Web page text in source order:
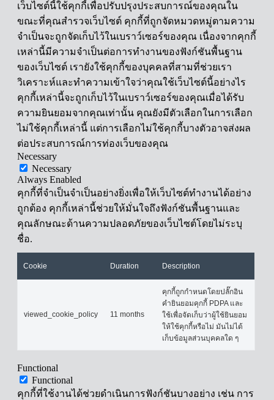
เว็บไซต์นี้ใช้คุกกี้เพื่อปรับปรุงประสบการณ์ของคุณใน
ขณะที่คุณสำรวจเว็บไซต์ คุกกี้ที่ถูกจัดหมวดหมู่ตามความ
จำเป็นจะถูกจัดเก็บไว้ในเบราว์เซอร์ของคุณ เนื่องจากคุกกี้
เหล่านี้มีความจำเป็นต่อการทำงานของฟังก์ชันพื้นฐาน
ของเว็บไซต์ เรายังใช้คุกกี้ของบุคคลที่สามที่ช่วยเรา
วิเคราะห์และทำความเข้าใจว่าคุณใช้เว็บไซต์นี้อย่างไร
คุกกี้เหล่านี้จะถูกเก็บไว้ในเบราว์เซอร์ของคุณเมื่อได้รับ
ความยินยอมจากคุณเท่านั้น คุณยังมีตัวเลือกในการเลือก
ไม่ใช้คุกกี้เหล่านี้ แต่การเลือกไม่ใช้คุกกี้บางตัวอาจส่งผล
ต่อประสบการณ์การท่องเว็บของคุณ
Necessary
Necessary
Always Enabled
คุกกี้ที่จำเป็นจำเป็นอย่างยิ่งเพื่อให้เว็บไซต์ทำงานได้อย่าง
ถูกต้อง คุกกี้เหล่านี้ช่วยให้มั่นใจถึงฟังก์ชันพื้นฐานและ
คุณลักษณะด้านความปลอดภัยของเว็บไซต์โดยไม่ระบุ
ชื่อ.
Cookie Duration Description
viewed_cookie_policy 11 months
คุกกี้ถูกกำหนดโดยปลั๊กอิน
คำยินยอมคุกกี้ PDPA และ
ใช้เพื่อจัดเก็บว่าผู้ใช้ยินยอม
ให้ใช้คุกกี้หรือไม่ มันไม่ได้
เก็บข้อมูลส่วนบุคคลใด ๆ
Functional
Functional
คุกกี้ที่ใช้งานได้ช่วยดำเนินการฟังก์ชันบางอย่าง เช่น การ